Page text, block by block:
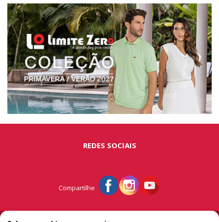
REDES SOCIAIS
Compartilhe
© Portal São Miguel - A vitrine do extremo oeste